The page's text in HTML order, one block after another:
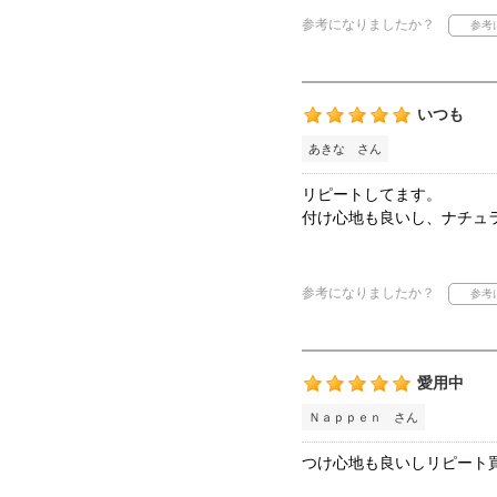
参考になりましたか？
いつも
あきな さん
リピートしてます。
付け心地も良いし、ナチュ
参考になりましたか？
愛用中
Ｎａｐｐｅｎ さん
つけ心地も良いしリピート